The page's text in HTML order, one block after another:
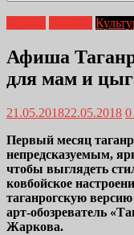
Афиша
для мам и
21.05.201822.05.2018 0
Первый месяц
непредсказуемым,
чтобы выглядеть
ковбойское
таганрогскую
арт-обозреватель
Жаркова.